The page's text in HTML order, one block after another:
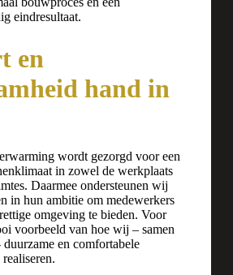
eindresultaat.
en
hand in
wordt gezorgd voor een
in zowel de werkplaats
Daarmee ondersteunen wij
in hun ambitie om medewerkers
omgeving te bieden. Voor
voorbeeld van hoe wij – samen
en comfortabele